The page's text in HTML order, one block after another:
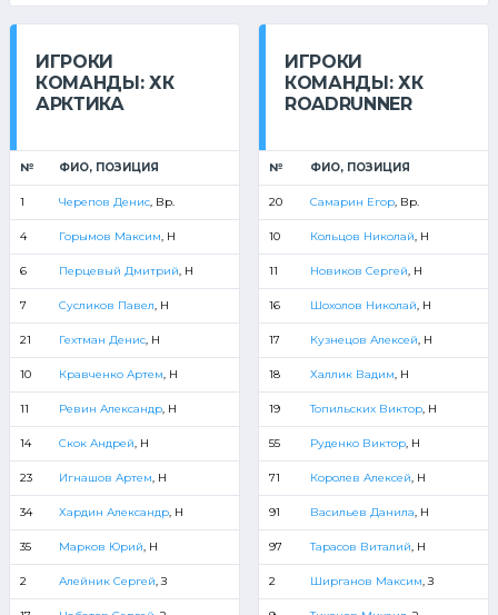
ИГРОКИ
КОМАНДЫ: ХК
АРКТИКА
№ ФИО, ПОЗИЦИЯ
1 Черепов Денис, Вр.
4 Горымов Максим, Н
6 Перцевый Дмитрий, Н
7 Сусликов Павел, Н
21 Гехтман Денис, Н
10 Кравченко Артем, Н
11 Ревин Александр, Н
14 Скок Андрей, Н
23 Игнашов Артем, Н
34 Хардин Александр, Н
35 Марков Юрий, Н
2 Алейник Сергей, З
ИГРОКИ
КОМАНДЫ: ХК
ROADRUNNER
№ ФИО, ПОЗИЦИЯ
20 Самарин Егор, Вр.
10 Кольцов Николай, Н
11 Новиков Сергей, Н
16 Шохолов Николай, Н
17 Кузнецов Алексей, Н
18 Халлик Вадим, Н
19 Топильских Виктор, Н
55 Руденко Виктор, Н
71 Королев Алексей, Н
91 Васильев Данила, Н
97 Тарасов Виталий, Н
2 Ширганов Максим, З